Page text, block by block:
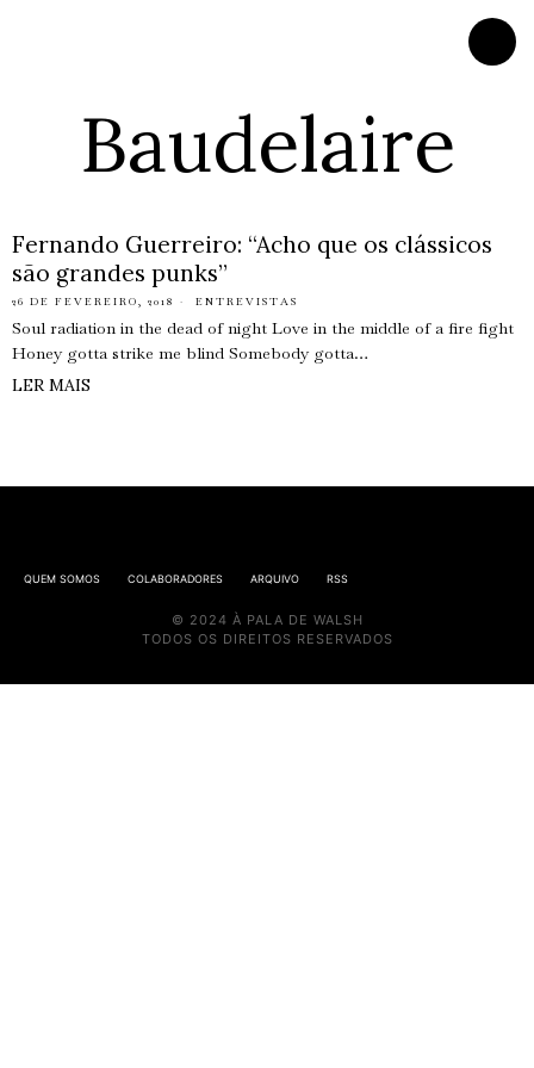
Baudelaire
Fernando Guerreiro: “Acho que os clássicos
são grandes punks”
26 DE FEVEREIRO, 2018 ENTREVISTAS
Soul radiation in the dead of night Love in the middle of a fire fight
Honey gotta strike me blind Somebody gotta…
LER MAIS
QUEM SOMOS COLABORADORES ARQUIVO RSS
© 2024 À PALA DE WALSH
TODOS OS DIREITOS RESERVADOS